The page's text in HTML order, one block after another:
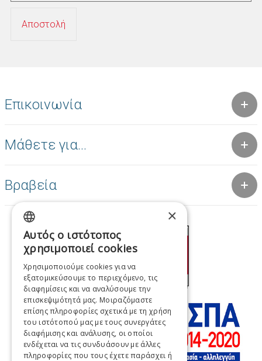
Επικοινωνία
Μάθετε για...
Βραβεία
GREEK
FRENCH
ITALIAN
GERMAN
SPANISH
CHINESE (SIMPLIFIED)
×
Αυτός ο ιστότοπος
χρησιμοποιεί cookies
Χρησιμοποιούμε cookies για να
εξατομικεύσουμε το περιεχόμενο, τις
διαφημίσεις και να αναλύσουμε την
επισκεψιμότητά μας. Μοιραζόμαστε
επίσης πληροφορίες σχετικά με τη χρήση
του ιστότοπού μας με τους συνεργάτες
διαφήμισης και ανάλυσης, οι οποίοι
ενδέχεται να τις συνδυάσουν με άλλες
πληροφορίες που τους έχετε παράσχει ή